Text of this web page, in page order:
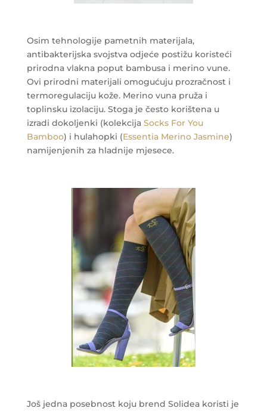
Osim tehnologije pametnih materijala,
antibakterijska svojstva odjeće postižu koristeći
prirodna vlakna poput bambusa i merino vune.
Ovi prirodni materijali omogućuju prozračnost i
termoregulaciju kože. Merino vuna pruža i
toplinsku izolaciju. Stoga je često korištena u
izradi dokoljenki (kolekcija Socks For You
Bamboo) i hulahopki (Essentia Merino Jasmine)
namijenjenih za hladnije mjesece.
Još jedna posebnost koju brend Solidea koristi je